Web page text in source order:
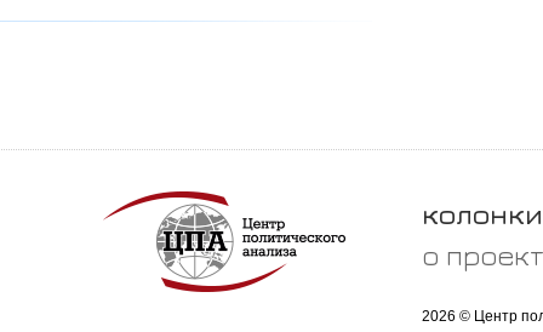
колонки
о
2026 © Центр